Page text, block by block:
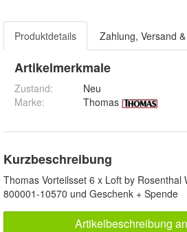
Produktdetails Zahlung, Versand
Artikelmerkmale
Zustand:
Neu
Marke:
Thomas
Kurzbeschreibung
Thomas Vorteilsset 6 x Loft by Rosenthal
800001-10570 und Geschenk + Spende
Artikelbeschreibung